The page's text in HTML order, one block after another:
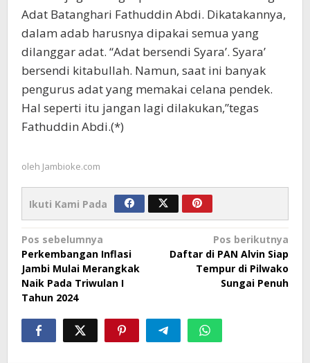
Adat Batanghari Fathuddin Abdi. Dikatakannya,
dalam adab harusnya dipakai semua yang
dilanggar adat. “Adat bersendi Syara’. Syara’
bersendi kitabullah. Namun, saat ini banyak
pengurus adat yang memakai celana pendek.
Hal seperti itu jangan lagi dilakukan,”tegas
Fathuddin Abdi.(*)
oleh Jambioke.com
Ikuti Kami Pada
Navigasi
pos
Pos sebelumnya
Perkembangan Inflasi
Jambi Mulai Merangkak
Naik Pada Triwulan I
Tahun 2024
Pos berikutnya
Daftar di PAN Alvin Siap
Tempur di Pilwako
Sungai Penuh